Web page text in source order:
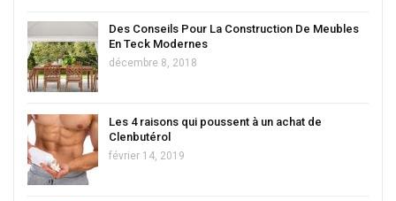
Des Conseils Pour La Construction De Meubles
En Teck Modernes
décembre 8, 2018
Les 4 raisons qui poussent à un achat de
Clenbutérol
février 14, 2019